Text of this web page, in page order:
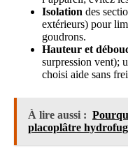
Isolation des
extérieurs) pour
goudrons.
Hauteur et
surpression vent);
choisi aide sans
À lire aussi :
placoplâtre